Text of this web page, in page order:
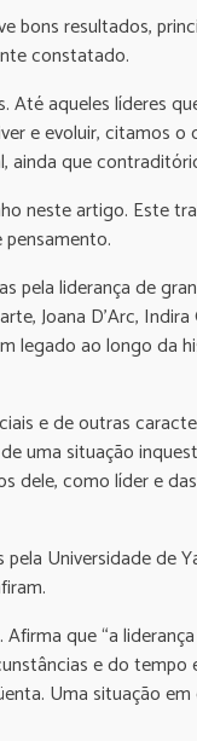
resultados,
constatado.
aqueles líderes
e evoluir, citamos
ainda que
neste artigo. Este
pela liderança de
Joana D’Arc,
legado ao longo da
e de outras
uma situação
como líder e
Universidade de
que “a
e do
Uma situação